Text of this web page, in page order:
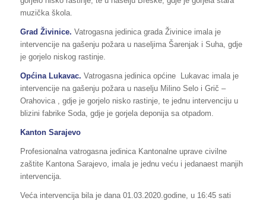
muzička škola.
Grad Živinice. Vatrogasna jedinica grada Živinice imala je
intervencije na gašenju požara u naseljima Šarenjak i Suha, gdje
je gorjelo niskog rastinje.
Općina Lukavac. Vatrogasna jedinica općine Lukavac imala je
intervencije na gašenju požara u naselju Milino Selo i Grič –
Orahovica , gdje je gorjelo nisko rastinje, te jednu intervenciju u
blizini fabrike Soda, gdje je gorjela deponija sa otpadom.
Kanton Sarajevo
Profesionalna vatrogasna jedinica Kantonalne uprave civilne
zaštite Kantona Sarajevo, imala je jednu veću i jedanaest manjih
intervencija.
Veća intervencija bila je dana 01.03.2020.godine, u 16:45 sati